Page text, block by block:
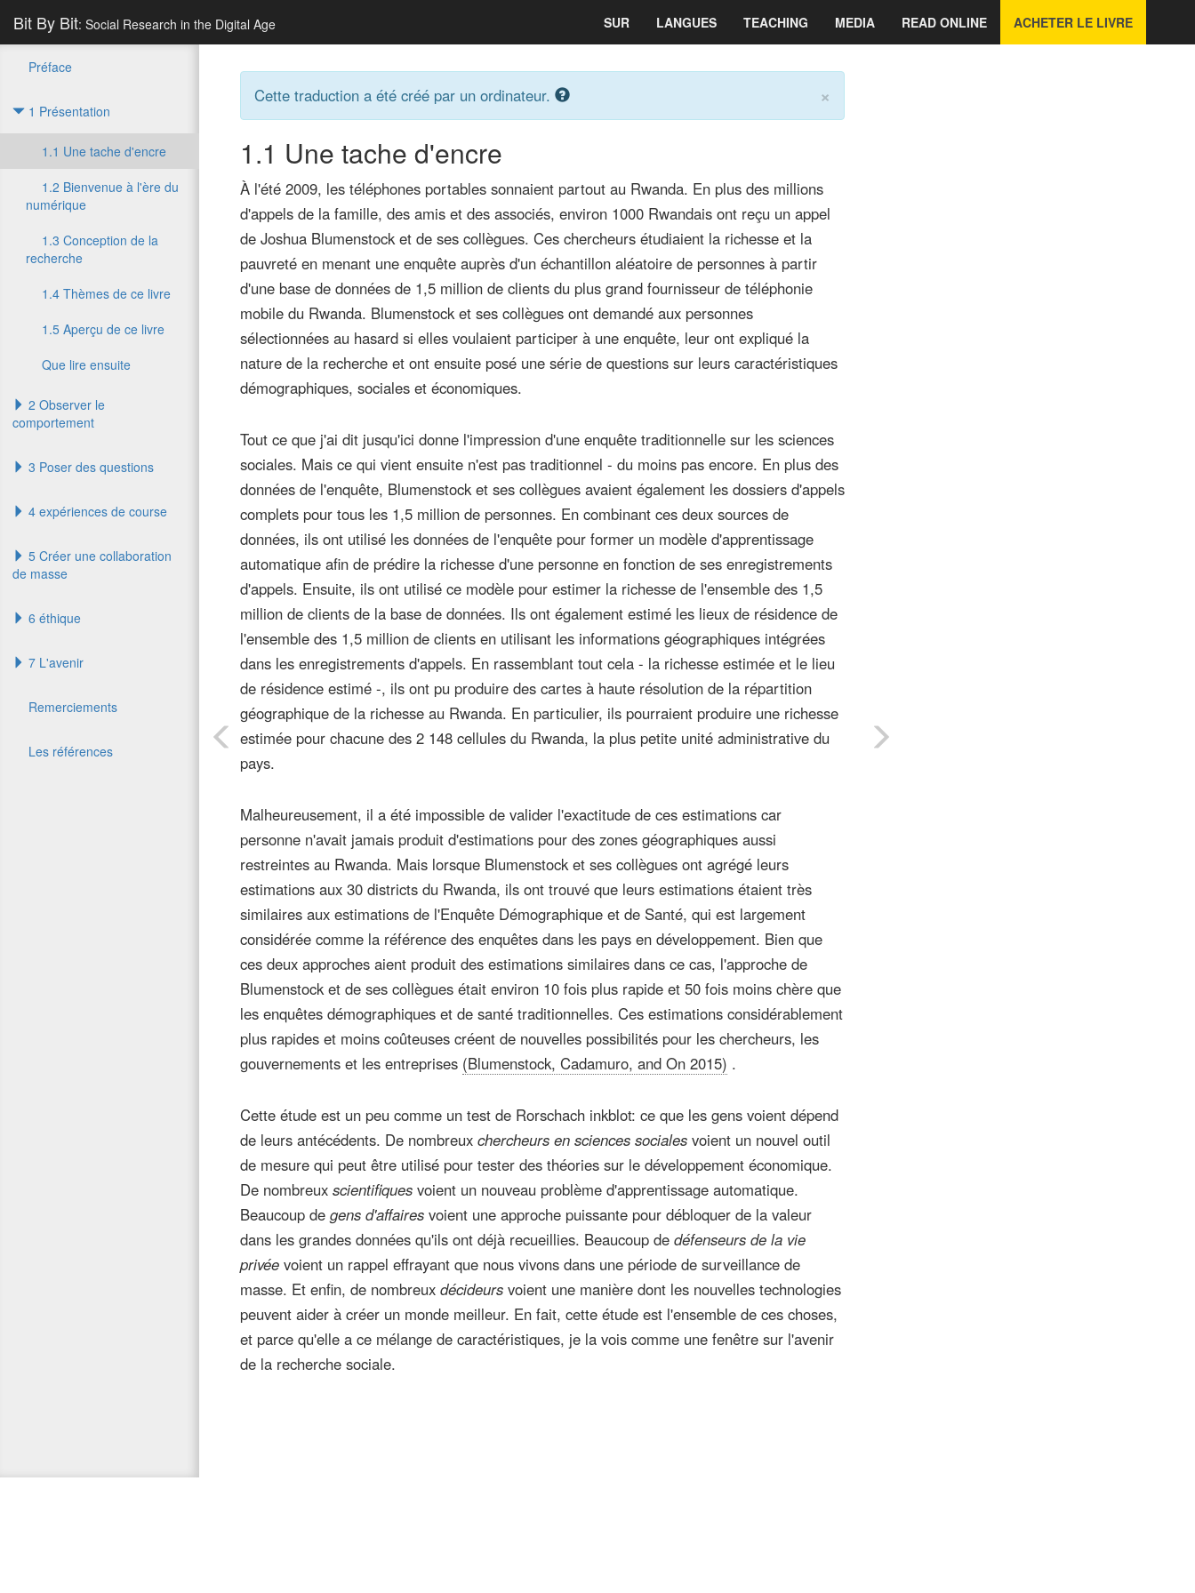
Bit By Bit: Social Research in the Digital Age SUR LANGUES TEACHING MEDIA READ ONLINE ACHETER LE LIVRE
Préface
1 Présentation
1.1 Une tache d'encre
1.2 Bienvenue à l'ère du
numérique
1.3 Conception de la
recherche
1.4 Thèmes de ce livre
1.5 Aperçu de ce livre
Que lire ensuite
2 Observer le
comportement
3 Poser des questions
4 expériences de course
5 Créer une collaboration
de masse
6 éthique
7 L'avenir
Remerciements
Les références
Cette traduction a été créé par un ordinateur. ×
1.1 Une tache d'encre
À l'été 2009, les téléphones portables sonnaient partout au Rwanda. En plus des millions
d'appels de la famille, des amis et des associés, environ 1000 Rwandais ont reçu un appel
de Joshua Blumenstock et de ses collègues. Ces chercheurs étudiaient la richesse et la
pauvreté en menant une enquête auprès d'un échantillon aléatoire de personnes à partir
d'une base de données de 1,5 million de clients du plus grand fournisseur de téléphonie
mobile du Rwanda. Blumenstock et ses collègues ont demandé aux personnes
sélectionnées au hasard si elles voulaient participer à une enquête, leur ont expliqué la
nature de la recherche et ont ensuite posé une série de questions sur leurs caractéristiques
démographiques, sociales et économiques.
Tout ce que j'ai dit jusqu'ici donne l'impression d'une enquête traditionnelle sur les sciences
sociales. Mais ce qui vient ensuite n'est pas traditionnel - du moins pas encore. En plus des
données de l'enquête, Blumenstock et ses collègues avaient également les dossiers d'appels
complets pour tous les 1,5 million de personnes. En combinant ces deux sources de
données, ils ont utilisé les données de l'enquête pour former un modèle d'apprentissage
automatique afin de prédire la richesse d'une personne en fonction de ses enregistrements
d'appels. Ensuite, ils ont utilisé ce modèle pour estimer la richesse de l'ensemble des 1,5
million de clients de la base de données. Ils ont également estimé les lieux de résidence de
l'ensemble des 1,5 million de clients en utilisant les informations géographiques intégrées
dans les enregistrements d'appels. En rassemblant tout cela - la richesse estimée et le lieu
de résidence estimé -, ils ont pu produire des cartes à haute résolution de la répartition
géographique de la richesse au Rwanda. En particulier, ils pourraient produire une richesse
estimée pour chacune des 2 148 cellules du Rwanda, la plus petite unité administrative du
pays.
Malheureusement, il a été impossible de valider l'exactitude de ces estimations car
personne n'avait jamais produit d'estimations pour des zones géographiques aussi
restreintes au Rwanda. Mais lorsque Blumenstock et ses collègues ont agrégé leurs
estimations aux 30 districts du Rwanda, ils ont trouvé que leurs estimations étaient très
similaires aux estimations de l'Enquête Démographique et de Santé, qui est largement
considérée comme la référence des enquêtes dans les pays en développement. Bien que
ces deux approches aient produit des estimations similaires dans ce cas, l'approche de
Blumenstock et de ses collègues était environ 10 fois plus rapide et 50 fois moins chère que
les enquêtes démographiques et de santé traditionnelles. Ces estimations considérablement
plus rapides et moins coûteuses créent de nouvelles possibilités pour les chercheurs, les
gouvernements et les entreprises (Blumenstock, Cadamuro, and On 2015) .
Cette étude est un peu comme un test de Rorschach inkblot: ce que les gens voient dépend
de leurs antécédents. De nombreux chercheurs en sciences sociales voient un nouvel outil
de mesure qui peut être utilisé pour tester des théories sur le développement économique.
De nombreux scientifiques voient un nouveau problème d'apprentissage automatique.
Beaucoup de gens d'affaires voient une approche puissante pour débloquer de la valeur
dans les grandes données qu'ils ont déjà recueillies. Beaucoup de défenseurs de la vie
privée voient un rappel effrayant que nous vivons dans une période de surveillance de
masse. Et enfin, de nombreux décideurs voient une manière dont les nouvelles technologies
peuvent aider à créer un monde meilleur. En fait, cette étude est l'ensemble de ces choses,
et parce qu'elle a ce mélange de caractéristiques, je la vois comme une fenêtre sur l'avenir
de la recherche sociale.